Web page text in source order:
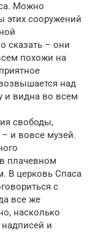
Можно
этих сооружений
сказать – они
похожи на
над
и видна во всем
свободы,
и вовсе музей.
плачевном
В церковь Спаса
с
все же
насколько
и